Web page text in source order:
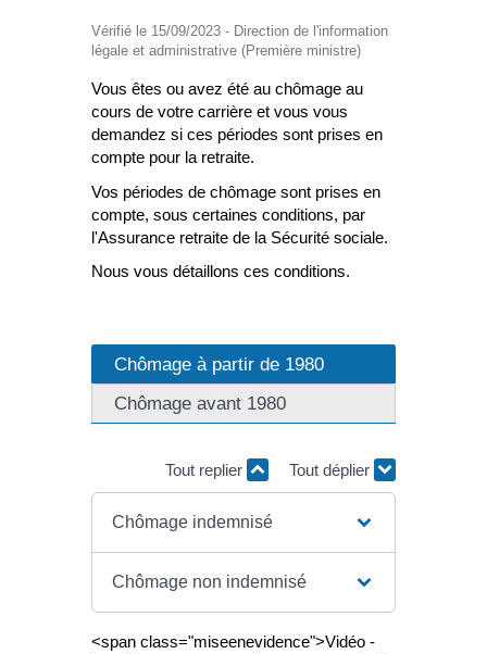
Vérifié le 15/09/2023 - Direction de l'information
légale et administrative (Première ministre)
Vous êtes ou avez été au chômage au
cours de votre carrière et vous vous
demandez si ces périodes sont prises en
compte pour la retraite.
Vos périodes de chômage sont prises en
compte, sous certaines conditions, par
l'Assurance retraite de la Sécurité sociale.
Nous vous détaillons ces conditions.
Chômage à partir de 1980
Chômage avant 1980
Tout replier Tout déplier
Chômage indemnisé
Chômage non indemnisé
<span class="miseenevidence">Vidéo -